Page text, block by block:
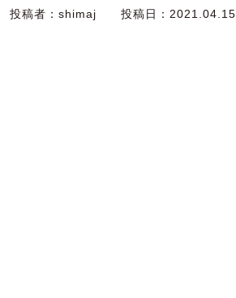
投稿者： shimaj 投稿日： 2021.04.15